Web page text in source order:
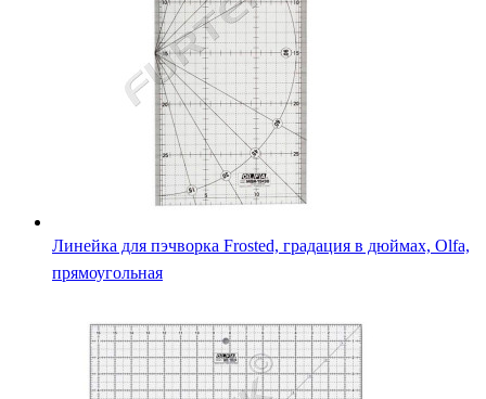
Линейка для пэчворка Frosted, градация в дюймах, Olfa,
прямоугольная